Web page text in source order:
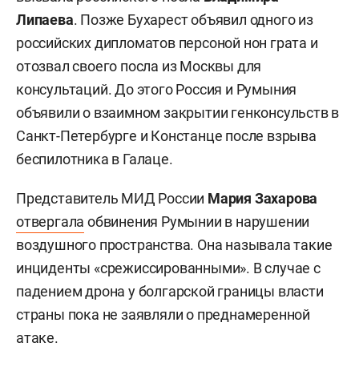
Липаева. Позже Бухарест объявил одного из
российских дипломатов персоной нон грата и
отозвал своего посла из Москвы для
консультаций. До этого Россия и Румыния
объявили о взаимном закрытии генконсульств в
Санкт-Петербурге и Констанце после взрыва
беспилотника в Галаце.
Представитель МИД России Мария Захарова
отвергала обвинения Румынии в нарушении
воздушного пространства. Она называла такие
инциденты «срежиссированными». В случае с
падением дрона у болгарской границы власти
страны пока не заявляли о преднамеренной
атаке.